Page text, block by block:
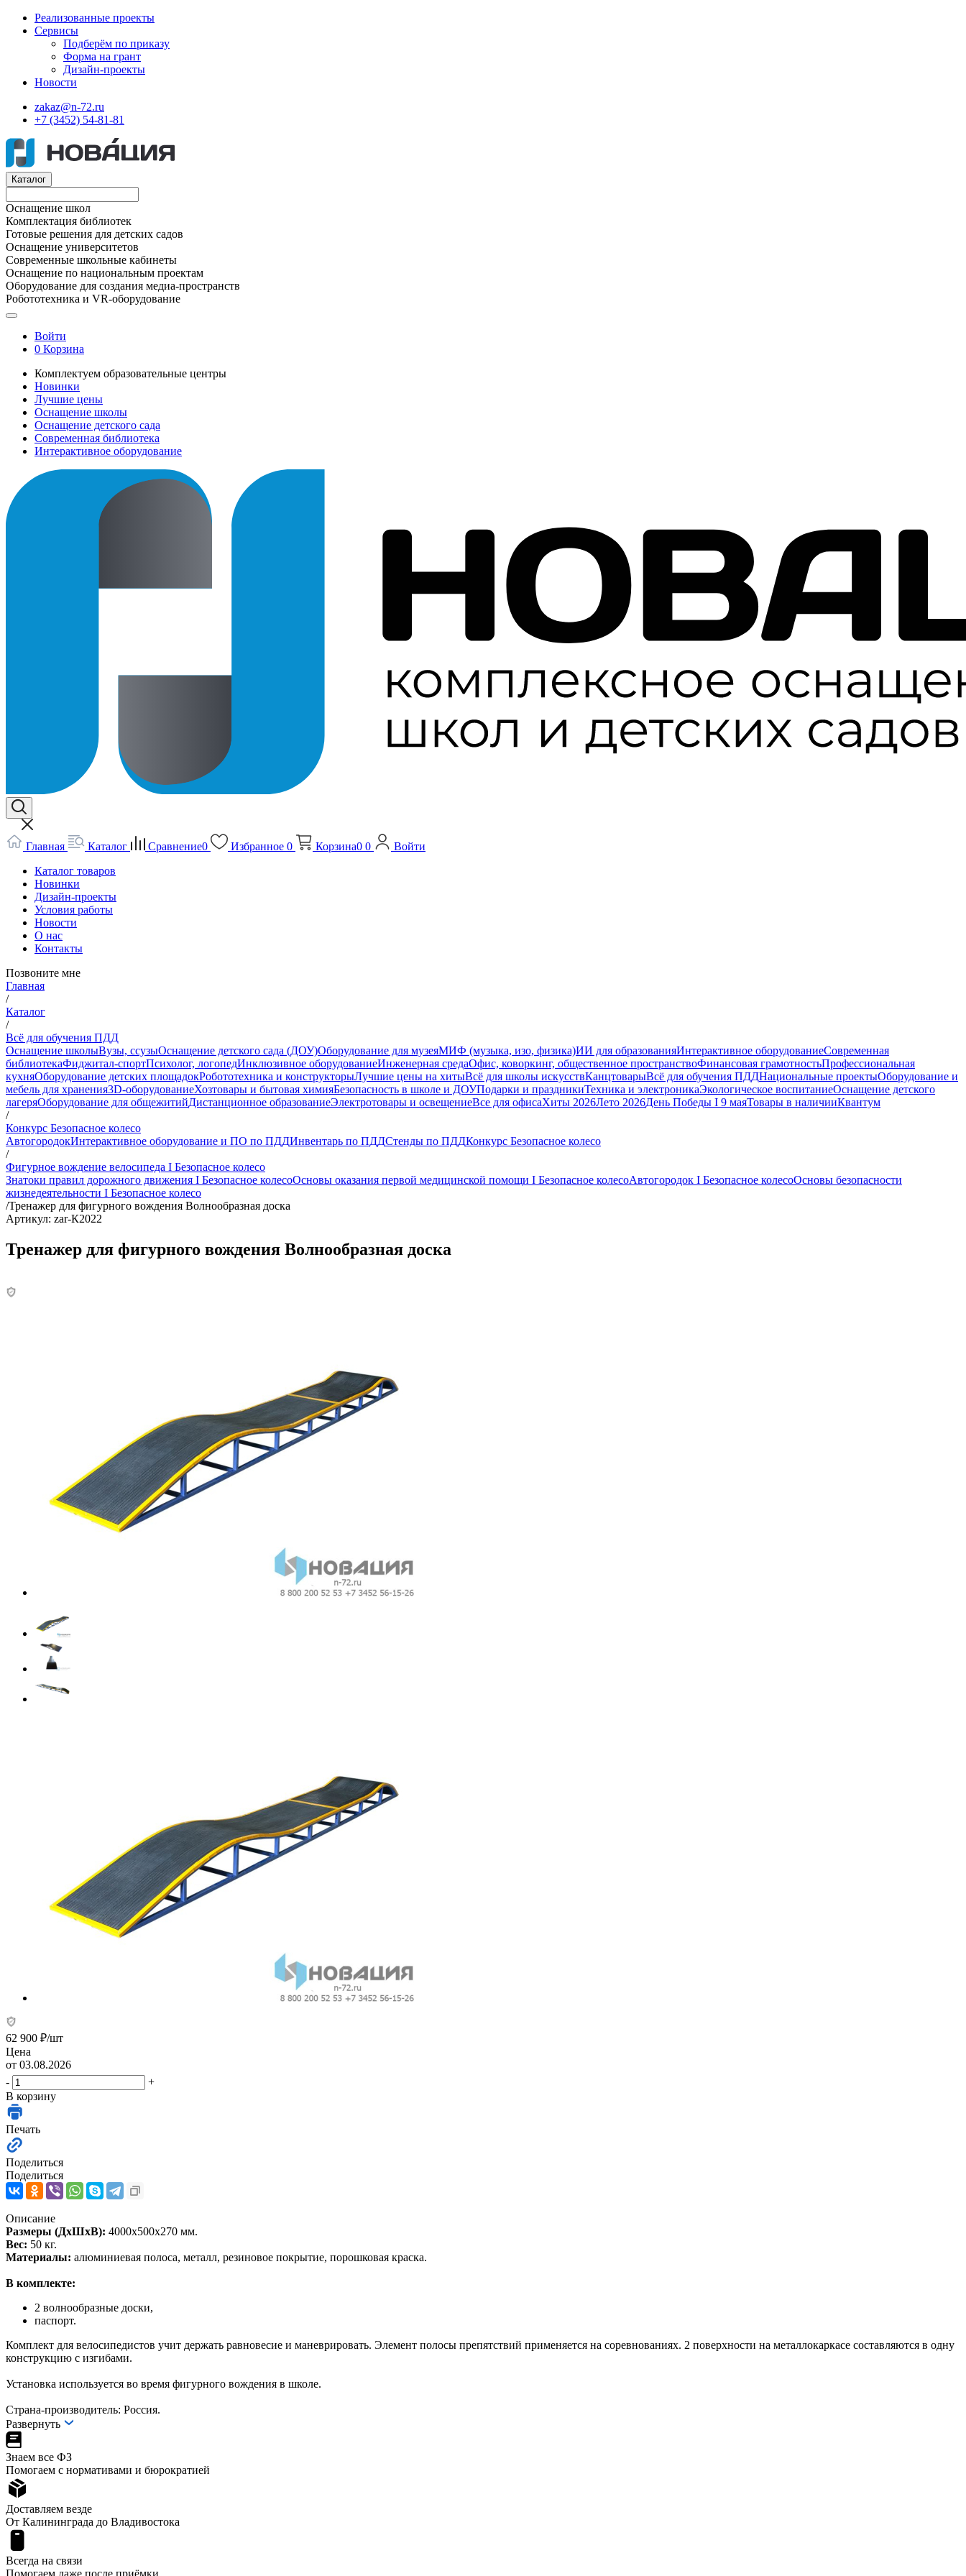
Реализованные проекты
Сервисы
Подберём по приказу
Форма на грант
Дизайн-проекты
Новости
zakaz@n-72.ru
+7 (3452) 54-81-81
Каталог
Оснащение школ
Комплектация библиотек
Готовые решения для детских садов
Оснащение университетов
Современные школьные кабинеты
Оснащение по национальным проектам
Оборудование для создания медиа-пространств
Робототехника и VR-оборудование
Войти
0 Корзина
Комплектуем образовательные центры
Новинки
Лучшие цены
Оснащение школы
Оснащение детского сада
Современная библиотека
Интерактивное оборудование
Главная Каталог Сравнение0 Избранное 0 Корзина0 0
Войти
Каталог товаров
Новинки
Дизайн-проекты
Условия работы
Новости
О нас
Контакты
Позвоните мне
Главная
/
Каталог
/
Всё для обучения ПДД
Оснащение школыВузы, ссузыОснащение детского сада (ДОУ)Оборудование для музеяМИФ (музыка, изо, физика)ИИ для образованияИнтерактивное оборудованиеСовременная
библиотекаФиджитал-спортПсихолог, логопедИнклюзивное оборудованиеИнженерная средаОфис, коворкинг, общественное пространствоФинансовая грамотностьПрофессиональная
кухняОборудование детских площадокРобототехника и конструкторыЛучшие цены на хитыВсё для школы искусствКанцтоварыВсё для обучения ПДДНациональные проектыОборудование и
мебель для хранения3D-оборудованиеХозтовары и бытовая химияБезопасность в школе и ДОУПодарки и праздникиТехника и электроникаЭкологическое воспитаниеОснащение детского
лагеряОборудование для общежитийДистанционное образованиеЭлектротовары и освещениеВсе для офисаХиты 2026Лето 2026День Победы I 9 маяТовары в наличииКвантум
/
Конкурс Безопасное колесо
АвтогородокИнтерактивное оборудование и ПО по ПДДИнвентарь по ПДДСтенды по ПДДКонкурс Безопасное колесо
/
Фигурное вождение велосипеда I Безопасное колесо
Знатоки правил дорожного движения I Безопасное колесоОсновы оказания первой медицинской помощи I Безопасное колесоАвтогородок I Безопасное колесоОсновы безопасности
жизнедеятельности I Безопасное колесо
/Тренажер для фигурного вождения Волнообразная доска
Артикул: zar-К2022
Тренажер для фигурного вождения Волнообразная доска
62 900 ₽/шт
Цена
от 03.08.2026
-
+
В корзину
Печать
Поделиться
Поделиться
Описание
Размеры (ДхШхВ): 4000х500х270 мм.
Вес: 50 кг.
Материалы: алюминиевая полоса, металл, резиновое покрытие, порошковая краска.
В комплекте:
2 волнообразные доски,
паспорт.
Комплект для велосипедистов учит держать равновесие и маневрировать. Элемент полосы препятствий применяется на соревнованиях. 2 поверхности на металлокаркасе составляются в одну
конструкцию с изгибами.
Установка используется во время фигурного вождения в школе.
Страна-производитель: Россия.
Развернуть
Знаем все ФЗ
Помогаем с нормативами и бюрократией
Доставляем везде
От Калининграда до Владивостока
Всегда на связи
Помогаем даже после приёмки